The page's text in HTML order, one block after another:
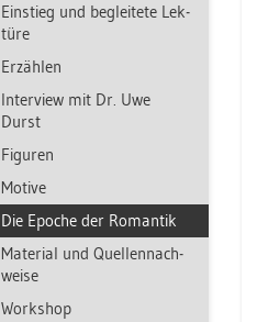
Ein­stieg und be­glei­te­te Lek­
tü­re
Er­zäh­len
In­ter­view mit Dr. Uwe
Durst
Fi­gu­ren
Mo­ti­ve
Die Epo­che der Ro­man­tik
Ma­te­ri­al und Quel­len­nach­
wei­se
Work­shop